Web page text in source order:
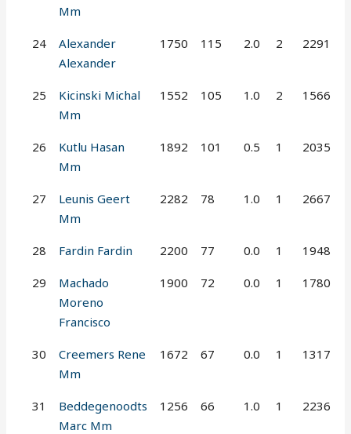
Mm
24
Alexander
Alexander
1750 115 2.0 2 2291
25
Kicinski Michal
Mm
1552 105 1.0 2 1566
26
Kutlu Hasan
Mm
1892 101 0.5 1 2035
27
Leunis Geert
Mm
2282 78 1.0 1 2667
28 Fardin Fardin 2200 77 0.0 1 1948
29
Machado
Moreno
Francisco
1900 72 0.0 1 1780
30
Creemers Rene
Mm
1672 67 0.0 1 1317
31
Beddegenoodts
Marc Mm
1256 66 1.0 1 2236